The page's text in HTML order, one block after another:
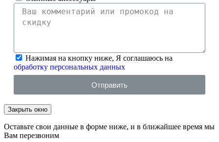
Нажимая на кнопку ниже, Я соглашаюсь на
обработку персональных данных
Отправить
Закрыть окно
Оставьте свои данные в форме ниже, и в ближайшее время мы
Вам перезвоним